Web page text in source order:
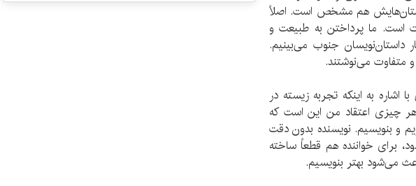
هم مشخص است. اصلاً
است. ما پرداختن به طبیعت و
جنوب می‌بینیم.
متفاوت می‌نوشتند.
به اینکه تجربه زیسته در
چیزی اعتقاد من این است که
و بنویسیم. نویسنده بدون دقت
برای خواننده هم قطعاً ساخته
می‌شود بهتر بنویسیم.